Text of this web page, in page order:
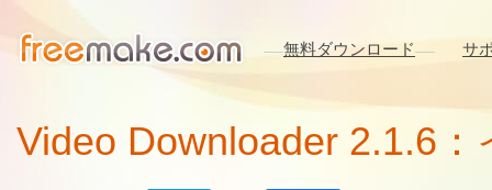
無料ダウンロード サ
Video Downloader 2.1.6